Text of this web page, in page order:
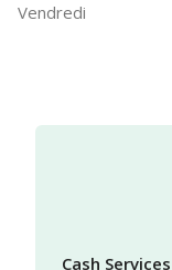
Vendredi
Cash